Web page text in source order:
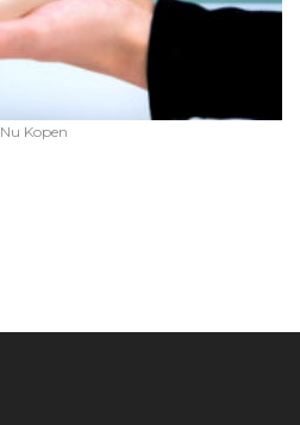
Nu Kopen